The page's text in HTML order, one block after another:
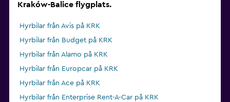
Kraków-Balice flygplats.
Hyrbilar från Avis på KRK
Hyrbilar från Budget på KRK
Hyrbilar från Alamo på KRK
Hyrbilar från Europcar på KRK
Hyrbilar från Ace på KRK
Hyrbilar från Enterprise Rent-A-Car på KRK